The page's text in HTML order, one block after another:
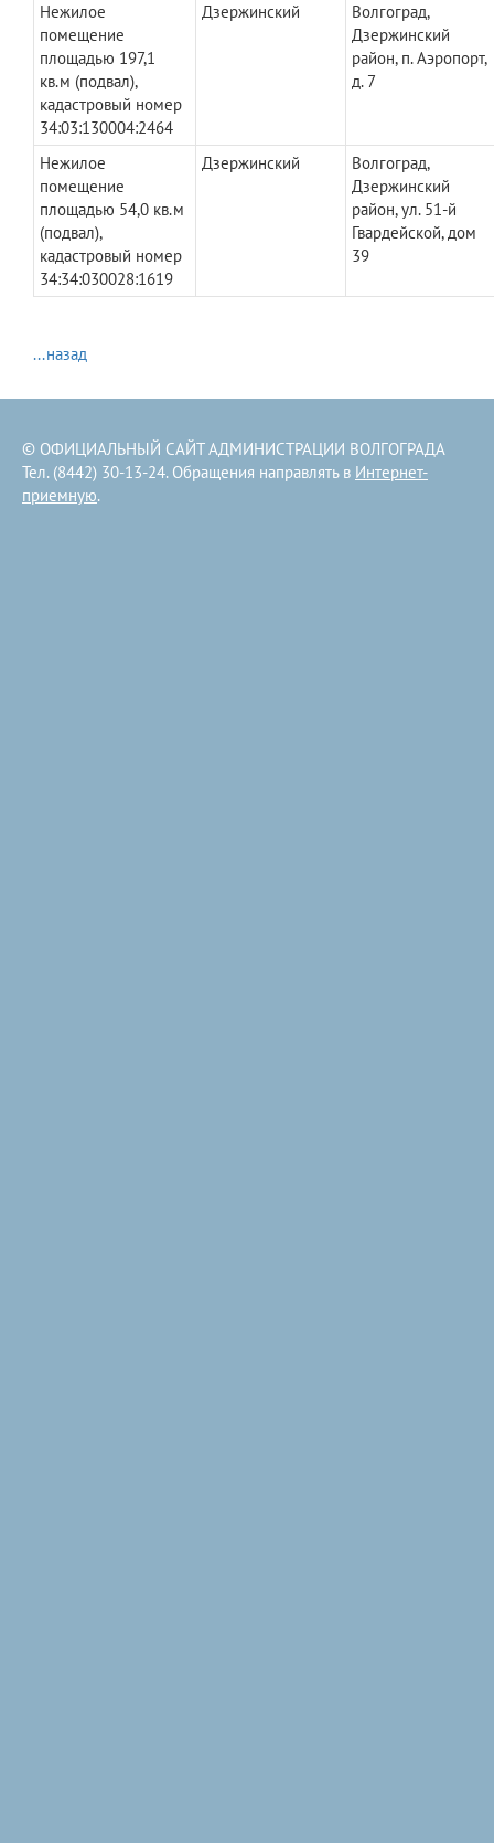
Нежилое
помещение
площадью 197,1
кв.м (подвал),
кадастровый номер
34:03:130004:2464
Дзержинский
Волгоград,
Дзержинский
район, п. Аэропорт,
д. 7
Нежилое
помещение
площадью 54,0 кв.м
(подвал),
кадастровый номер
34:34:030028:1619
Дзержинский
Волгоград,
Дзержинский
район, ул. 51-й
Гвардейской, дом
39
...назад
© ОФИЦИАЛЬНЫЙ САЙТ АДМИНИСТРАЦИИ ВОЛГОГРАДА
Тел. (8442) 30-13-24. Обращения направлять в Интернет-
приемную.